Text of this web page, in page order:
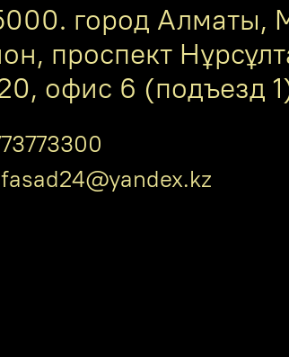
город Алматы,
проспект
офис 6 (подъезд